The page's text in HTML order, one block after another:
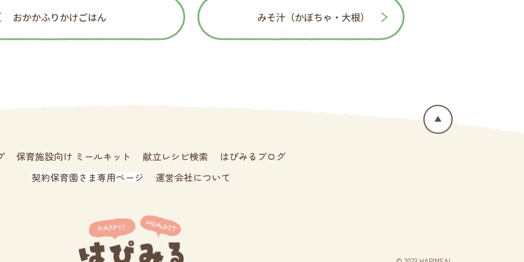
おかかふりかけごはん みそ汁（かぼちゃ・大根）
保育施設向け ミールキット 献立レシピ検索
はぴみるブログ
契約保育園さま専用ページ
運営会社について